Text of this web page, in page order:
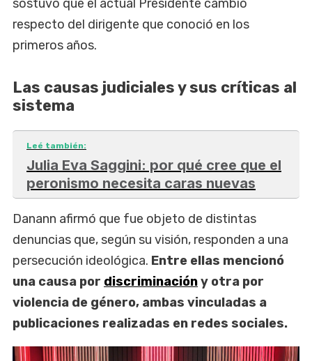
sostuvo que el actual Presidente cambió
respecto del dirigente que conoció en los
primeros años.
Las causas judiciales y sus críticas al
sistema
Leé también:
Julia Eva Saggini: por qué cree que el
peronismo necesita caras nuevas
Danann afirmó que fue objeto de distintas
denuncias que, según su visión, responden a una
persecución ideológica. Entre ellas mencionó
una causa por discriminacióny otra por
violencia de género, ambas vinculadas a
publicaciones realizadas en redes sociales.